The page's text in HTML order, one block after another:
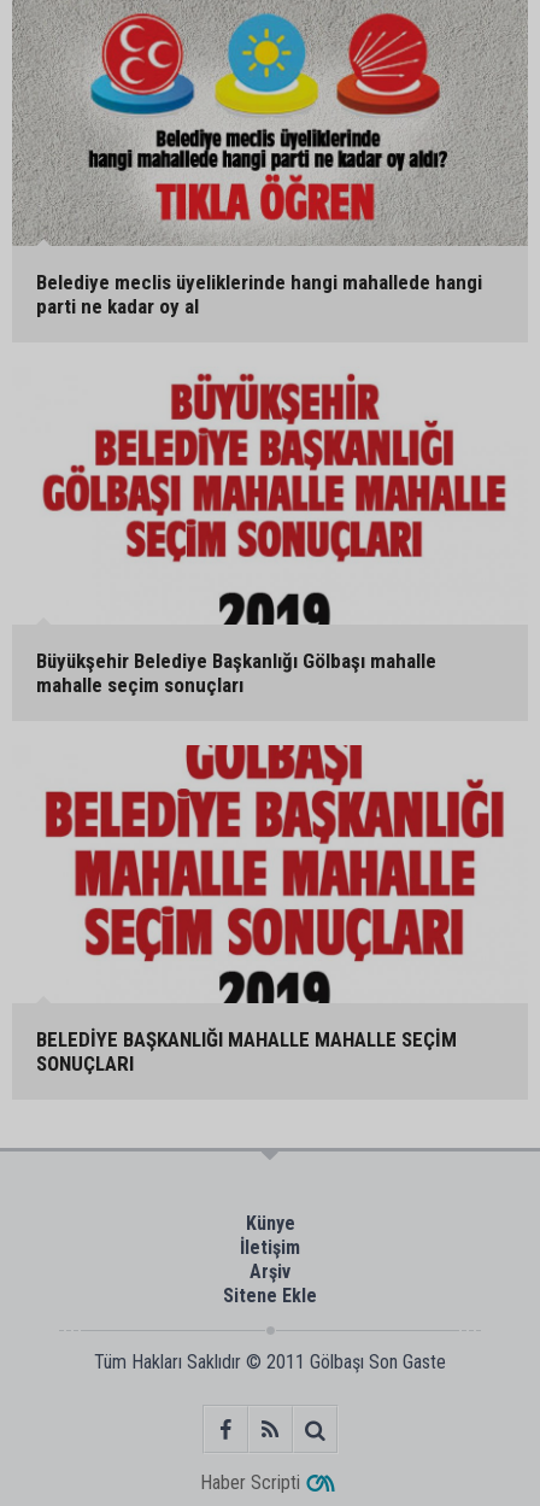
Belediye meclis üyeliklerinde hangi mahallede hangi
parti ne kadar oy al
Büyükşehir Belediye Başkanlığı Gölbaşı mahalle
mahalle seçim sonuçları
BELEDİYE BAŞKANLIĞI MAHALLE MAHALLE SEÇİM
SONUÇLARI
Künye
İletişim
Arşiv
Sitene Ekle
Tüm Hakları Saklıdır © 2011 Gölbaşı Son Gaste
Haber Scripti